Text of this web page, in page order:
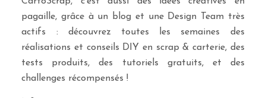
pagaille, grâce à un blog et une Design Team très
actifs : découvrez toutes les semaines des
réalisations et conseils DIY en scrap & carterie, des
tests produits, des tutoriels gratuits, et des
challenges récompensés !